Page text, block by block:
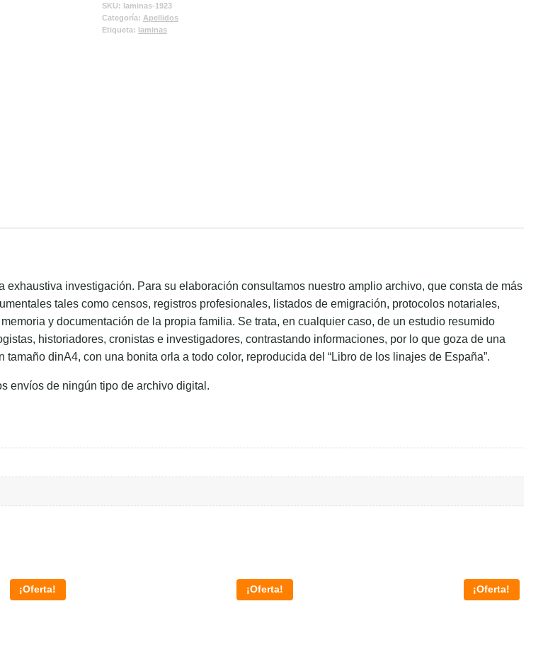
SKU: laminas-1923
Categoría: Apellidos
Etiqueta: laminas
investigación. Para su elaboración consultamos nuestro amplio archivo, que consta de más
tales como censos, registros profesionales, listados de emigración, protocolos notariales,
y documentación de la propia familia. Se trata, en cualquier caso, de un estudio resumido
historiadores, cronistas e investigadores, contrastando informaciones, por lo que goza de una
dinA4, con una bonita orla a todo color, reproducida del “Libro de los linajes de España”.
envíos de ningún tipo de archivo digital.
¡Oferta! ¡Oferta! ¡Oferta!